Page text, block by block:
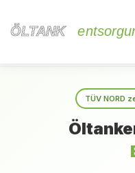
ÖLTANK
ÖLTANK
TÜV NORD